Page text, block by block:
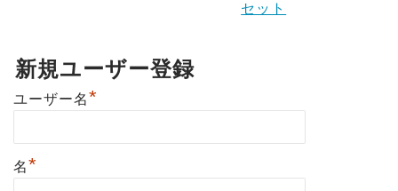
セット
新規ユーザー登録
ユーザー名*
名*